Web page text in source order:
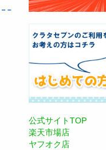
公式サイトTOP
楽天市場店
ヤフオク店